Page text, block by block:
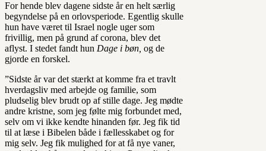
For hende blev dagene sidste år en helt særlig
begyndelse på en orlovsperiode. Egentlig skulle
hun have været til Israel nogle uger som
frivillig, men på grund af corona, blev det
aflyst. I stedet fandt hun Dage i bøn, og de
gjorde en forskel.
”Sidste år var det stærkt at komme fra et travlt
hverdagsliv med arbejde og familie, som
pludselig blev brudt op af stille dage. Jeg mødte
andre kristne, som jeg følte mig forbundet med,
selv om vi ikke kendte hinanden før. Jeg fik tid
til at læse i Bibelen både i fællesskabet og for
mig selv. Jeg fik mulighed for at få nye vaner,